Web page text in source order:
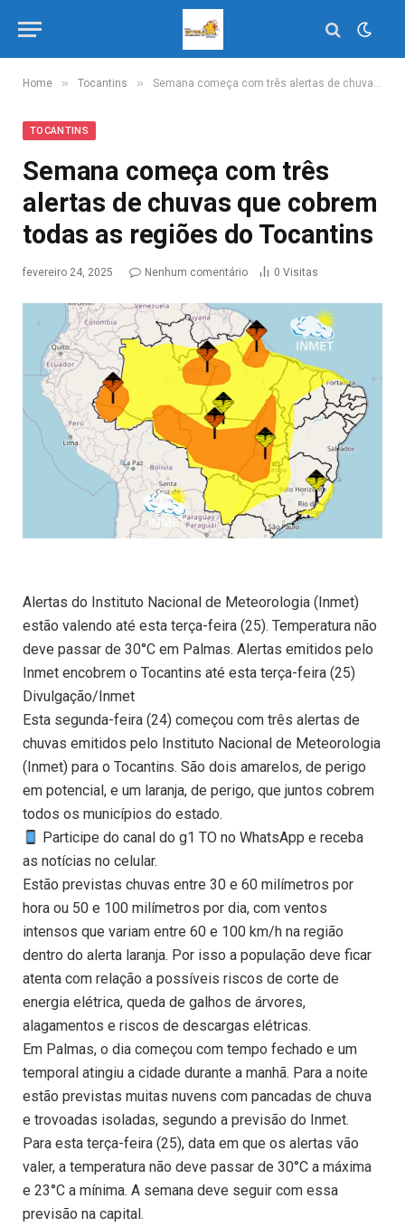
Home » Tocantins » Semana começa com três alertas de chuvas que cobrem todas as regiões do Tocantins
TOCANTINS
Semana começa com três
alertas de chuvas que cobrem
todas as regiões do Tocantins
fevereiro 24, 2025 Nenhum comentário 0 Visitas
Alertas do Instituto Nacional de Meteorologia (Inmet)
estão valendo até esta terça-feira (25). Temperatura não
deve passar de 30°C em Palmas. Alertas emitidos pelo
Inmet encobrem o Tocantins até esta terça-feira (25)
Divulgação/Inmet
Esta segunda-feira (24) começou com três alertas de
chuvas emitidos pelo Instituto Nacional de Meteorologia
(Inmet) para o Tocantins. São dois amarelos, de perigo
em potencial, e um laranja, de perigo, que juntos cobrem
todos os municípios do estado.
Participe do canal do g1 TO no WhatsApp e receba
as notícias no celular.
Estão previstas chuvas entre 30 e 60 milímetros por
hora ou 50 e 100 milímetros por dia, com ventos
intensos que variam entre 60 e 100 km/h na região
dentro do alerta laranja. Por isso a população deve ficar
atenta com relação a possíveis riscos de corte de
energia elétrica, queda de galhos de árvores,
alagamentos e riscos de descargas elétricas.
Em Palmas, o dia começou com tempo fechado e um
temporal atingiu a cidade durante a manhã. Para a noite
estão previstas muitas nuvens com pancadas de chuva
e trovoadas isoladas, segundo a previsão do Inmet.
Para esta terça-feira (25), data em que os alertas vão
valer, a temperatura não deve passar de 30°C a máxima
e 23°C a mínima. A semana deve seguir com essa
previsão na capital.